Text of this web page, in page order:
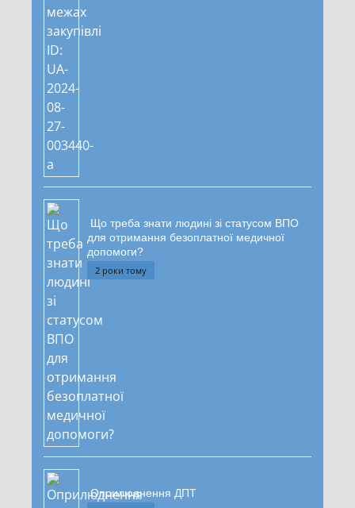
Що треба знати людині зі статусом ВПО
для отримання безоплатної медичної
допомоги?
2 роки тому
Оприлюднення ДПТ